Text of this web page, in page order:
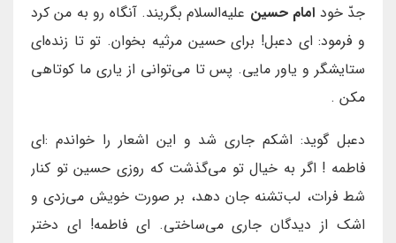
جدّ خود امام حسین علیه‌السلام بگریند. آنگاه رو به من كرد
و فرمود: اى دعبل! براى حسين مرثيه بخوان. تو تا زنده‌اى
ستايشگر و ياور مايى. پس تا مى‌توانى از يارى ما كوتاهى
مكن .
دعبل گويد: اشكم جارى شد و اين اشعار را خواندم :اى
فاطمه ! اگر به خيال تو مى‌گذشت كه روزى حسين تو كنار
شط فرات، لب‌تشنه جان دهد، بر صورت خويش مى‌زدى و
اشک از ديدگان جارى مى‌ساختى. اى فاطمه! اى دختر